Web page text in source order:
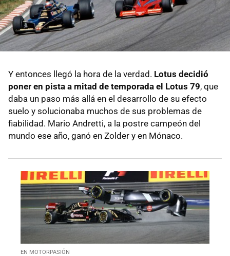
Y entonces llegó la hora de la verdad. Lotus decidió
poner en pista a mitad de temporada el Lotus 79, que
daba un paso más allá en el desarrollo de su efecto
suelo y solucionaba muchos de sus problemas de
fiabilidad. Mario Andretti, a la postre campeón del
mundo ese año, ganó en Zolder y en Mónaco.
EN MOTORPASIÓN